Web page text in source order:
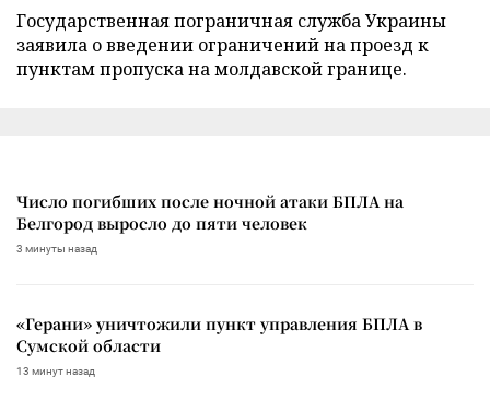
Государственная пограничная служба Украины
заявила о введении ограничений на проезд к
пунктам пропуска на молдавской границе.
Число погибших после ночной атаки БПЛА на
Белгород выросло до пяти человек
3 минуты назад
«Герани» уничтожили пункт управления БПЛА в
Сумской области
13 минут назад